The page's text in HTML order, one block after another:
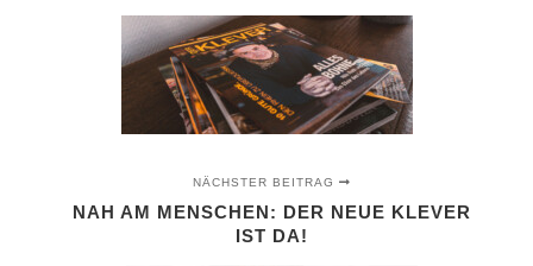
NÄCHSTER BEITRAG
NAH AM MENSCHEN: DER NEUE KLEVER
IST DA!